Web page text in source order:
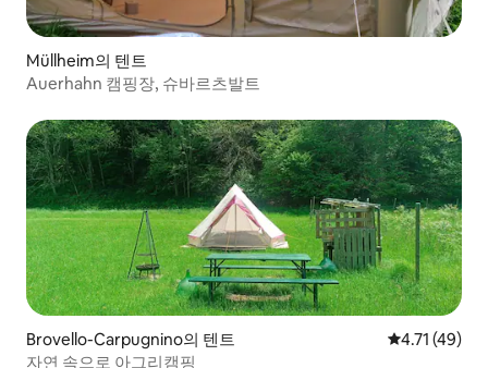
Müllheim의 텐트
Auerhahn 캠핑장, 슈바르츠발트
Brovello-Carpugnino의 텐트 평점 4.71점
4.71 (49)
자연 속으로 아그리캠핑